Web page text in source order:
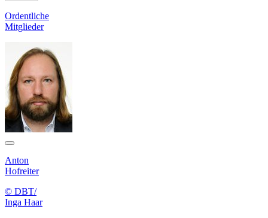
Ordentliche
Mitglieder
Anton
Hofreiter
© DBT/
Inga Haar